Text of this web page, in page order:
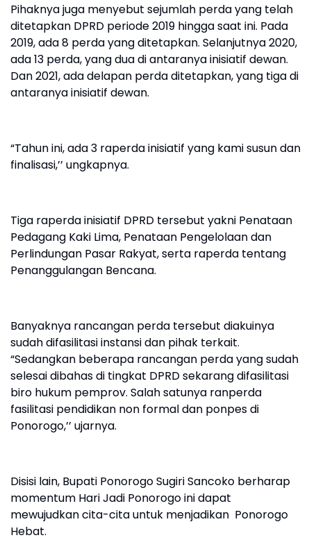
Pihaknya juga menyebut sejumlah perda yang telah
ditetapkan DPRD periode 2019 hingga saat ini. Pada
2019, ada 8 perda yang ditetapkan. Selanjutnya 2020,
ada 13 perda, yang dua di antaranya inisiatif dewan.
Dan 2021, ada delapan perda ditetapkan, yang tiga di
antaranya inisiatif dewan.
“Tahun ini, ada 3 raperda inisiatif yang kami susun dan
finalisasi,’’ ungkapnya.
Tiga raperda inisiatif DPRD tersebut yakni Penataan
Pedagang Kaki Lima, Penataan Pengelolaan dan
Perlindungan Pasar Rakyat, serta raperda tentang
Penanggulangan Bencana.
Banyaknya rancangan perda tersebut diakuinya
sudah difasilitasi instansi dan pihak terkait.
“Sedangkan beberapa rancangan perda yang sudah
selesai dibahas di tingkat DPRD sekarang difasilitasi
biro hukum pemprov. Salah satunya ranperda
fasilitasi pendidikan non formal dan ponpes di
Ponorogo,’’ ujarnya.
Disisi lain, Bupati Ponorogo Sugiri Sancoko berharap
momentum Hari Jadi Ponorogo ini dapat
mewujudkan cita-cita untuk menjadikan Ponorogo
Hebat.